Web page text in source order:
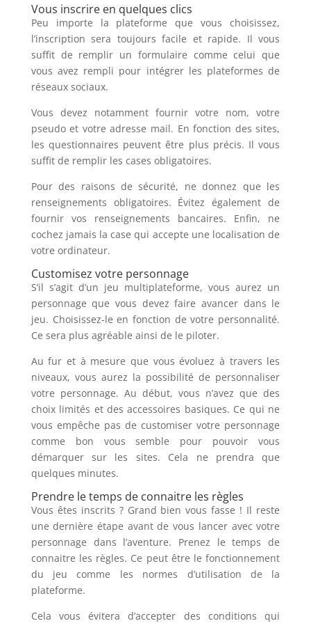
Vous inscrire en quelques clics
Peu importe la plateforme que vous choisissez,
l’inscription sera toujours facile et rapide. Il vous
suffit de remplir un formulaire comme celui que
vous avez rempli pour intégrer les plateformes de
réseaux sociaux.
Vous devez notamment fournir votre nom, votre
pseudo et votre adresse mail. En fonction des sites,
les questionnaires peuvent être plus précis. Il vous
suffit de remplir les cases obligatoires.
Pour des raisons de sécurité, ne donnez que les
renseignements obligatoires. Évitez également de
fournir vos renseignements bancaires. Enfin, ne
cochez jamais la case qui accepte une localisation de
votre ordinateur.
Customisez votre personnage
S’il s’agit d’un jeu multiplateforme, vous aurez un
personnage que vous devez faire avancer dans le
jeu. Choisissez-le en fonction de votre personnalité.
Ce sera plus agréable ainsi de le piloter.
Au fur et à mesure que vous évoluez à travers les
niveaux, vous aurez la possibilité de personnaliser
votre personnage. Au début, vous n’avez que des
choix limités et des accessoires basiques. Ce qui ne
vous empêche pas de customiser votre personnage
comme bon vous semble pour pouvoir vous
démarquer sur les sites. Cela ne prendra que
quelques minutes.
Prendre le temps de connaitre les règles
Vous êtes inscrits ? Grand bien vous fasse ! Il reste
une dernière étape avant de vous lancer avec votre
personnage dans l’aventure. Prenez le temps de
connaitre les règles. Ce peut être le fonctionnement
du jeu comme les normes d’utilisation de la
plateforme.
Cela vous évitera d’accepter des conditions qui